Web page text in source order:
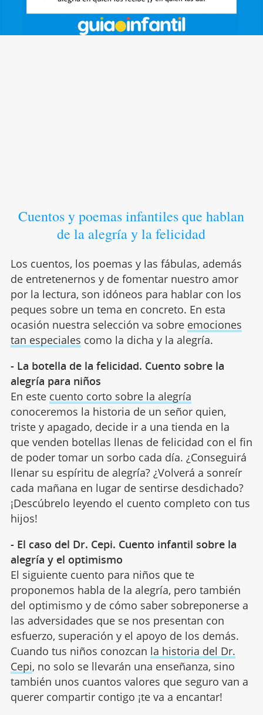
Cuentos y poemas infantiles que hablan
de la alegría y la felicidad
Los cuentos, los poemas y las fábulas, además
de entretenernos y de fomentar nuestro amor
por la lectura, son idóneos para hablar con los
peques sobre un tema en concreto. En esta
ocasión nuestra selección va sobre emociones
tan especiales como la dicha y la alegría.
- La botella de la felicidad. Cuento sobre la
alegría para niños
En este cuento corto sobre la alegría
conoceremos la historia de un señor quien,
triste y apagado, decide ir a una tienda en la
que venden botellas llenas de felicidad con el fin
de poder tomar un sorbo cada día. ¿Conseguirá
llenar su espíritu de alegría? ¿Volverá a sonreír
cada mañana en lugar de sentirse desdichado?
¡Descúbrelo leyendo el cuento completo con tus
hijos!
- El caso del Dr. Cepi. Cuento infantil sobre la
alegría y el optimismo
El siguiente cuento para niños que te
proponemos habla de la alegría, pero también
del optimismo y de cómo saber sobreponerse a
las adversidades que se nos presentan con
esfuerzo, superación y el apoyo de los demás.
Cuando tus niños conozcan la historia del Dr.
Cepi, no solo se llevarán una enseñanza, sino
también unos cuantos valores que seguro van a
querer compartir contigo ¡te va a encantar!